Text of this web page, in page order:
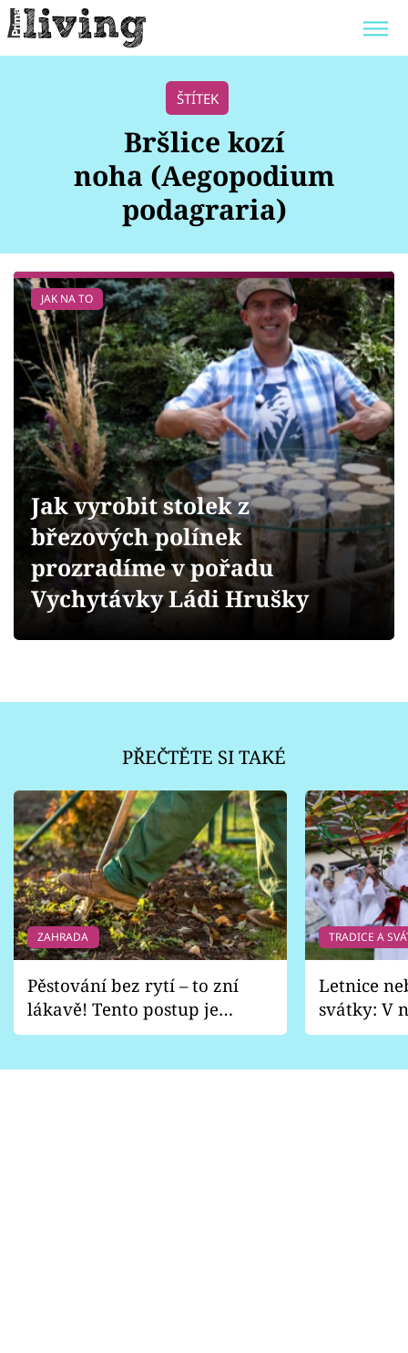
POKOJOVÉ KVĚTINY
ZAHRADA
Bydlení
Zahrada
Design
Sledujte prima+
Přihlášení
Sledujte nás
ŠTÍTEK
Bršlice kozí
noha (Aegopodium
podagraria)
JAK NA TO
Jak vyrobit stolek z
březových polínek
prozradíme v pořadu
Vychytávky Ládi Hrušky
PŘEČTĚTE SI TAKÉ
ZAHRADA
Pěstování bez rytí – to zní
lákavě! Tento postup je
vhodný jen pro některé
TRADICE A
Letnice
svátky: V
pondělí